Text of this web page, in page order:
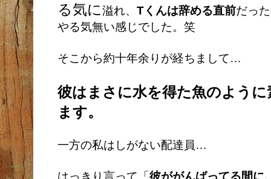
る気に溢れ、 Tくんは辞める直前だっ
やる気無い感じでした。笑
そこから約十年余りが経ちまして…
彼はまさに水を得た魚のよう
ます。
一方の私はしがない配達員…
はっきり言って「彼ががんばってる間に